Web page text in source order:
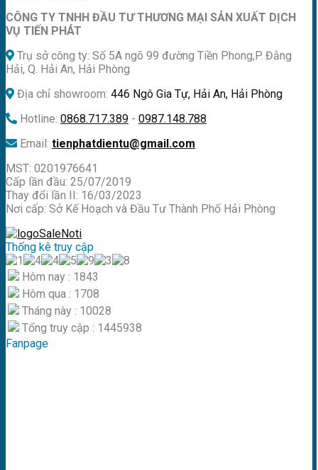
950.000 ₫.là:
CÔNG TY TNHH ĐẦU TƯ THƯƠNG MẠI SẢN XUẤT DỊCH
VỤ TIẾN PHÁT
Trụ sở công ty: Số 5A ngõ 99 đường Tiền Phong,P. Đằng
Hải, Q. Hải An, Hải Phòng
Địa chỉ showroom: 446 Ngô Gia Tự, Hải An, Hải Phòng
Hotline: 0868.717.389 - 0987.148.788
Email: tienphatdientu@gmail.com
MST: 0201976641
Cấp lần đầu: 25/07/2019
Thay đổi lần II: 16/03/2023
Nơi cấp: Sở Kế Hoạch và Đầu Tư Thành Phố Hải Phòng
Thống kê truy cập
Hôm nay : 1843
Hôm qua : 1708
Tháng này : 10028
Tổng truy cập : 1445938
Fanpage